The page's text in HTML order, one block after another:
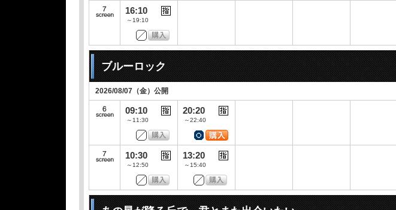
16:10
～19:10
ブルーロック
2026/08/07（金）公開
09:10
～11:30
20:20
～22:40
10:30
～12:50
13:20
～15:40